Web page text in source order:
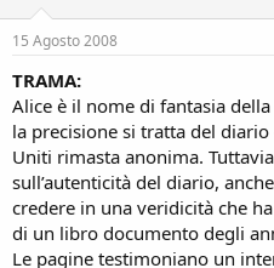
e
D
i
s
c
u
s
s
i
o
15 Agosto 2008
TRAMA:
Alice è il nome di fantasia
la precisione si tratta del
Uniti rimasta anonima.
sull’autenticità del diario,
credere in una veridicità che
di un libro documento degli
Le pagine testimoniano un